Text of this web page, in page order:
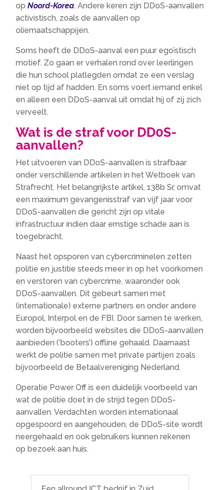
opNoord-Korea. Andere keren zijn DDoS-aanvallen
activistisch, zoals de aanvallen op
oliemaatschappijen.
Soms heeft de DDoS-aanval een puur egoïstisch
motief. Zo gaan er verhalen rond over leerlingen
die hun school platlegden omdat ze een verslag
niet op tijd af hadden. En soms voert iemand enkel
en alleen een DDoS-aanval uit omdat hij of zij zich
verveelt.
Wat is de straf voor DD0S-
aanvallen?
Het uitvoeren van DDoS-aanvallen is strafbaar
onder verschillende artikelen in het Wetboek van
Strafrecht. Het belangrijkste artikel, 138b Sr, omvat
een maximum gevangenisstraf van vijf jaar voor
DDoS-aanvallen die gericht zijn op vitale
infrastructuur indien daar ernstige schade aan is
toegebracht.
Naast het opsporen van cybercriminelen zetten
politie en justitie steeds meer in op het voorkomen
en verstoren van cybercrime, waaronder ook
DDoS-aanvallen. Dit gebeurt samen met
(internationale) externe partners en onder andere
Europol, Interpol en de FBI. Door samen te werken,
worden bijvoorbeeld websites die DDoS-aanvallen
aanbieden (‘booters’) offline gehaald. Daarnaast
werkt de politie samen met private partijen zoals
bijvoorbeeld de Betaalvereniging Nederland.
Operatie Power Off is een duidelijk voorbeeld van
wat de politie doet in de strijd tegen DDoS-
aanvallen. Verdachten worden internationaal
opgespoord en aangehouden, de DDoS-site wordt
neergehaald en ook gebruikers kunnen rekenen
op bezoek aan huis.